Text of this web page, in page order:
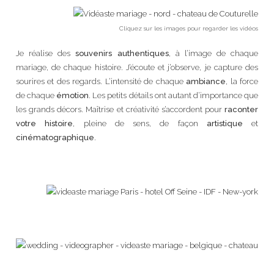
Cliquez sur les images pour regarder les vidéos
Je réalise dessouvenirs authentiques, à l’image de chaque
mariage, de chaque histoire. J’écoute et j’observe, je capture des
sourires et des regards. L’intensité de chaque ambiance, la force
de chaque émotion. Les petits détails ont autant d’importance que
les grands décors. Maîtrise et créativité s’accordent pour raconter
votre histoire, pleine de sens, de façon artistique et
cinématographique.